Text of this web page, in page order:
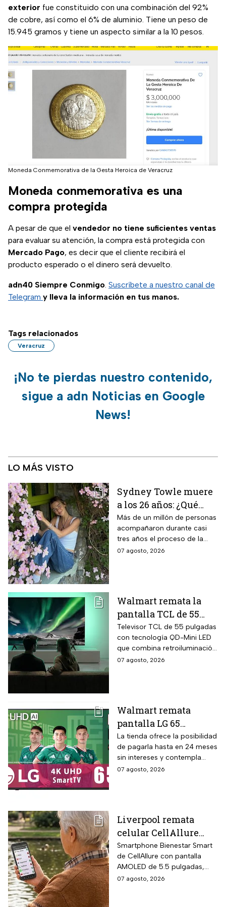
exterior fue constituido con una combinación del 92%
de cobre, así como el 6% de aluminio. Tiene un peso de
15.945 gramos y tiene un aspecto similar a la 10 pesos.
Moneda Conmemorativa de la Gesta Heroica de Veracruz
Moneda conmemorativa es una
compra protegida
A pesar de que el vendedor no tiene suficientes ventas
para evaluar su atención, la compra está protegida con
Mercado Pago, es decir que el cliente recibirá el
producto esperado o el dinero será devuelto.
adn40 Siempre Conmigo. Suscríbete a nuestro canal de
Telegram y lleva la información en tus manos.
Tags relacionados
Veracruz
¡No te pierdas nuestro contenido,
sigue a adn Noticias en Google
News!
LO MÁS VISTO
Sydney Towle muere
a los 26 años: ¿Qué
cáncer padecía la
estrella de TikTok?
Más de un millón de personas
acompañaron durante casi
tres años el proceso de la
creadora: tratamientos,
07 agosto, 2026
Walmart remata la
pantalla TCL de 55
pulgadas 4K QD-Mini
Led con $6,600 de
descuento en línea y
hasta 24 meses sin
Televisor TCL de 55 pulgadas
con tecnología QD-Mini LED
que combina retroiluminación
Mini LED de casi precisión
plataforma Google TV.
07 agosto, 2026
Walmart remata
pantalla LG 65
pulgadas UHD 4K con
funciones de
inteligencia artificial
ThinQ
La tienda ofrece la posibilidad
de pagarla hasta en 24 meses
sin intereses y contempla
devoluciones hasta 30 días
07 agosto, 2026
Liverpool remata
celular CellAllure
Smart AMOLED 5.5
pulgadas con botón
SOS, ideal para adultos
mayores: rebaja de 55%
Smartphone Bienestar Smart
de CellAllure con pantalla
AMOLED de 5.5 pulgadas,
sistema operativo Android 13
07 agosto, 2026